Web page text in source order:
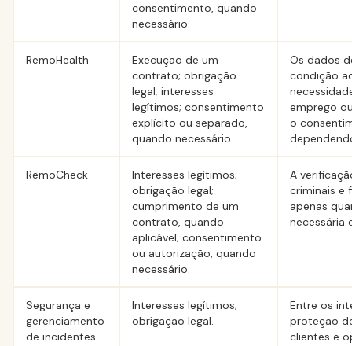
consentimento, quando
necessário.
RemoHealth
Execução de um
contrato; obrigação
legal; interesses
legítimos; consentimento
explícito ou separado,
quando necessário.
Os dados
condição
emprego
o
RemoCheck
Interesses legítimos;
obrigação legal;
cumprimento de um
contrato, quando
aplicável; consentimento
ou autorização, quando
necessário.
A
criminais e
apenas
necessária
Segurança e
gerenciamento
de incidentes
Interesses legítimos;
obrigação legal.
Entre os
proteção
clientes e